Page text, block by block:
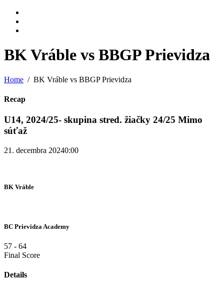
BK Vráble vs BBGP Prievidza
Home BK Vráble vs BBGP Prievidza
Recap
U14, 2024/25- skupina stred. žiačky 24/25 Mimo
súťaž
21. decembra 20240:00
BK Vráble
BC Prievidza Academy
57 - 64
Final Score
Details